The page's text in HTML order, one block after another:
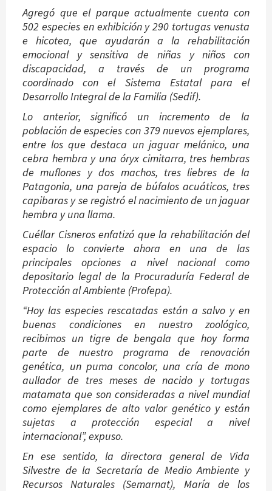
Agregó que el parque actualmente cuenta con
502 especies en exhibición y 290 tortugas venusta
e hicotea, que ayudarán a la rehabilitación
emocional y sensitiva de niñas y niños con
discapacidad, a través de un programa
coordinado con el Sistema Estatal para el
Desarrollo Integral de la Familia (Sedif).
Lo anterior, significó un incremento de la
población de especies con 379 nuevos ejemplares,
entre los que destaca un jaguar melánico, una
cebra hembra y una óryx cimitarra, tres hembras
de muflones y dos machos, tres liebres de la
Patagonia, una pareja de búfalos acuáticos, tres
capibaras y se registró el nacimiento de un jaguar
hembra y una llama.
Cuéllar Cisneros enfatizó que la rehabilitación del
espacio lo convierte ahora en una de las
principales opciones a nivel nacional como
depositario legal de la Procuraduría Federal de
Protección al Ambiente (Profepa).
“Hoy las especies rescatadas están a salvo y en
buenas condiciones en nuestro zoológico,
recibimos un tigre de bengala que hoy forma
parte de nuestro programa de renovación
genética, un puma concolor, una cría de mono
aullador de tres meses de nacido y tortugas
matamata que son consideradas a nivel mundial
como ejemplares de alto valor genético y están
sujetas a protección especial a nivel
internacional”, expuso.
En ese sentido, la directora general de Vida
Silvestre de la Secretaría de Medio Ambiente y
Recursos Naturales (Semarnat), María de los